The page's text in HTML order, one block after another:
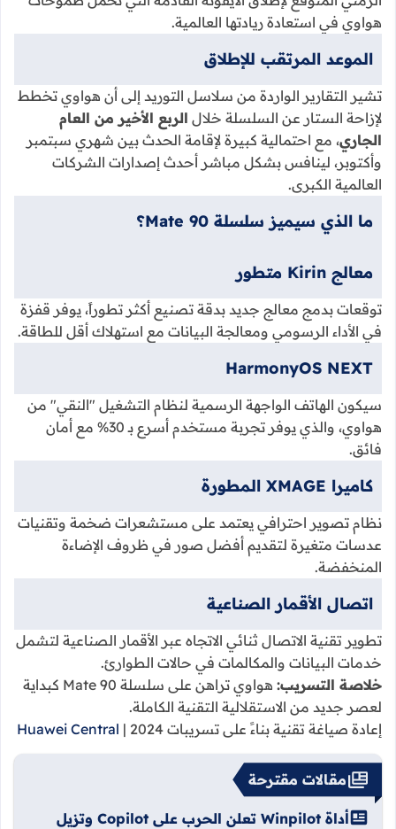
هواوي في استعادة ريادتها العالمية.
الموعد المرتقب للإطلاق
تشير التقارير الواردة من سلاسل التوريد إلى أن هواوي تخطط
لإزاحة الستار عن السلسلة خلال الربع الأخير من العام
الجاري، مع احتمالية كبيرة لإقامة الحدث بين شهري سبتمبر
وأكتوبر، لينافس بشكل مباشر أحدث إصدارات الشركات
العالمية الكبرى.
ما الذي سيميز سلسلة Mate 90؟
معالج Kirin متطور
توقعات بدمج معالج جديد بدقة تصنيع أكثر تطوراً، يوفر قفزة
في الأداء الرسومي ومعالجة البيانات مع استهلاك أقل للطاقة.
HarmonyOS NEXT
سيكون الهاتف الواجهة الرسمية لنظام التشغيل "النقي" من
هواوي، والذي يوفر تجربة مستخدم أسرع بـ 30% مع أمان
فائق.
كاميرا XMAGE المطورة
نظام تصوير احترافي يعتمد على مستشعرات ضخمة وتقنيات
عدسات متغيرة لتقديم أفضل صور في ظروف الإضاءة
المنخفضة.
اتصال الأقمار الصناعية
تطوير تقنية الاتصال ثنائي الاتجاه عبر الأقمار الصناعية لتشمل
خدمات البيانات والمكالمات في حالات الطوارئ.
خلاصة التسريب:
هواوي تراهن على سلسلة Mate 90 كبداية
لعصر جديد من الاستقلالية التقنية الكاملة.
إعادة صياغة تقنية بناءً على تسريبات
Huawei Central | 2024
مقالات مقترحة
أداة Winpilot تعلن الحرب على Copilot وتزيل